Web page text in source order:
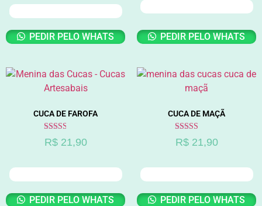
ADICIONAR AO CARRINHO
PEDIR PELO WHATS
ADICIONAR AO CARRINHO
PEDIR PELO WHATS
CUCA DE FAROFA
Avaliação
2.58
R$21,90
ADICIONAR AO CARRINHO
PEDIR PELO WHATS
CUCA DE MAÇÃ
Avaliação
2.77
R$21,90
ADICIONAR AO CARRINHO
PEDIR PELO WHATS